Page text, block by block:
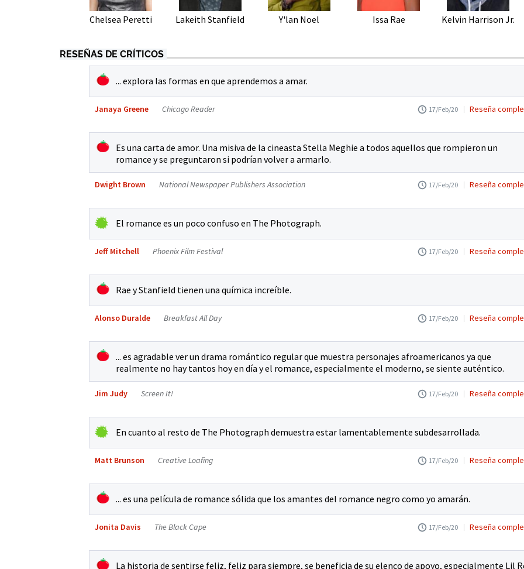
Chelsea Peretti Lakeith Stanfield Y'lan Noel Issa Rae Kelvin Harrison Jr.
RESEÑAS DE CRÍTICOS
... explora las formas en que aprendemos a amar.
Janaya Greene Chicago Reader 17/Feb/20 Reseña
Es una carta de amor. Una misiva de la cineasta Stella Meghie a todos aquellos que rompieron un
romance y se preguntaron si podrían volver a armarlo.
Dwight Brown National Newspaper Publishers Association 17/Feb/20 Reseña
El romance es un poco confuso en The Photograph.
Jeff Mitchell Phoenix Film Festival 17/Feb/20 Reseña
Rae y Stanfield tienen una química increíble.
Alonso Duralde Breakfast All Day 17/Feb/20 Reseña
... es agradable ver un drama romántico regular que muestra personajes afroamericanos ya que
realmente no hay tantos hoy en día y el romance, especialmente el moderno, se siente auténtico.
Jim Judy Screen It! 17/Feb/20 Reseña
En cuanto al resto de The Photograph demuestra estar lamentablemente subdesarrollada.
Matt Brunson Creative Loafing 17/Feb/20 Reseña
... es una película de romance sólida que los amantes del romance negro como yo amarán.
Jonita Davis The Black Cape 17/Feb/20 Reseña
La historia de sentirse feliz, feliz para siempre, se beneficia de su elenco de apoyo, especialmente Lil